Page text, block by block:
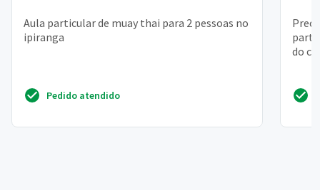
Aula particular de muay thai para 2 pessoas no
ipiranga
Pedido atendido
do